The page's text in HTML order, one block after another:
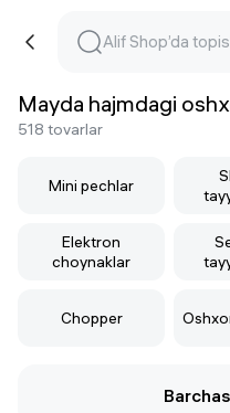
Mayda hajmdagi
518 tovarlar
Mini pechlar
Elektron
choynaklar
Chopper